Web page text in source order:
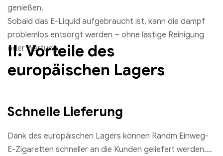
genießen.
Sobald das E-Liquid aufgebraucht ist, kann die dampf
problemlos entsorgt werden – ohne lästige Reinigung
oder Wartung.
II. Vorteile des
europäischen Lagers
Schnelle Lieferung
Dank des europäischen Lagers können Randm Einweg-
E-Zigaretten schneller an die Kunden geliefert werden.